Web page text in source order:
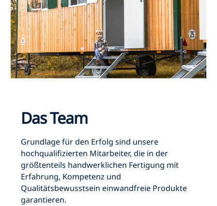
Das Team
Grundlage für den Erfolg sind unsere
hochqualifizierten Mitarbeiter, die in der
größtenteils handwerklichen Fertigung mit
Erfahrung, Kompetenz und
Qualitätsbewusstsein einwandfreie Produkte
garantieren.